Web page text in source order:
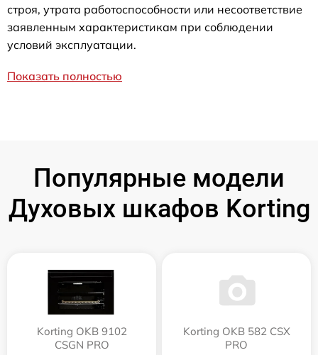
строя, утрата работоспособности или несоответствие
заявленным характеристикам при соблюдении
условий эксплуатации.
Показать полностью
Популярные модели
Духовых шкафов Korting
Korting OKB 9102
CSGN PRO
Korting OKB 582 CSX
PRO